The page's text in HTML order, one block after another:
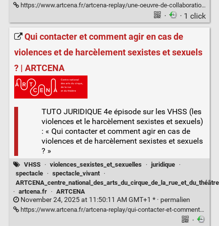
https://www.artcena.fr/artcena-replay/une-oeuvre-de-collaboration-cest-quoi
· · 1 click
Qui contacter et comment agir en cas de
violences et de harcèlement sexistes et sexuels
? | ARTCENA
TUTO JURIDIQUE 4e épisode sur les VHSS (les
violences et le harcèlement sexistes et sexuels)
: « Qui contacter et comment agir en cas de
violences et de harcèlement sexistes et sexuels
? »
VHSS · violences_sexistes_et_sexuelles · juridique ·
spectacle
· spectacle_vivant
·
ARTCENA_centre_national_des_arts_du_cirque_de_la_rue_et_du_théâtre
· artcena.fr · ARTCENA
November 24, 2025 at 11:50:11 AM GMT+1 * · permalien
https://www.artcena.fr/artcena-replay/qui-contacter-et-comment-agir-en-cas-de-violences-et-de-harcelement-sexistes-et-sexuels
·